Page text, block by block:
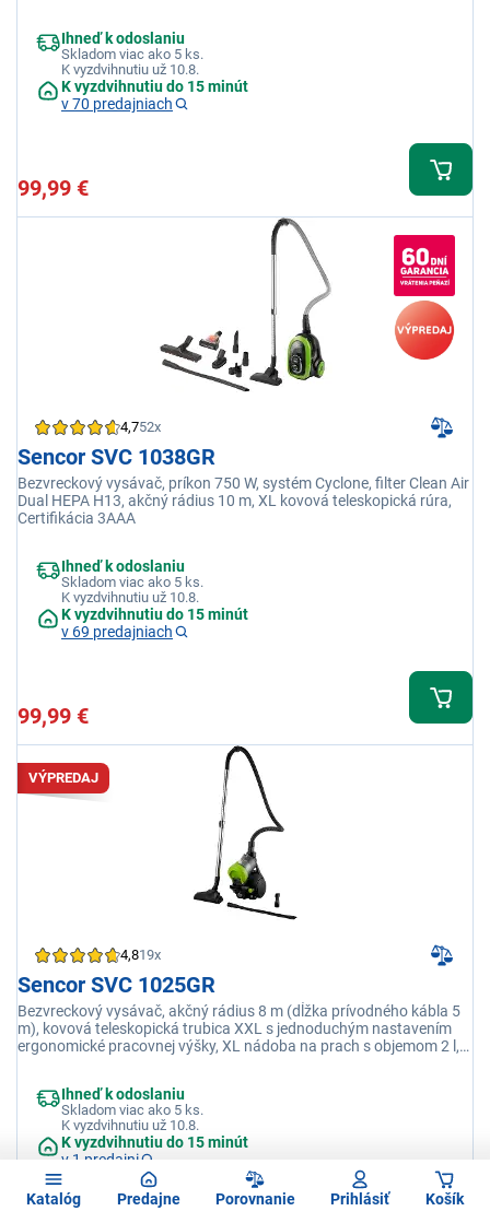
Katalóg Predajne Porovnanie Prihlásiť Košík
Ihneď k odoslaniu
Skladom viac ako 5 ks.
K vyzdvihnutiu už 10.8.
K vyzdvihnutiu do 15 minút
v 70 predajniach
99,99 €
4,752x
Sencor SVC 1038GR
Bezvreckový vysávač, príkon 750 W, systém Cyclone, filter Clean Air
Dual HEPA H13, akčný rádius 10 m, XL kovová teleskopická rúra,
Certifikácia 3AAA
Ihneď k odoslaniu
Skladom viac ako 5 ks.
K vyzdvihnutiu už 10.8.
K vyzdvihnutiu do 15 minút
v 69 predajniach
99,99 €
VÝPREDAJ
4,819x
Sencor SVC 1025GR
Bezvreckový vysávač, akčný rádius 8 m (dĺžka prívodného kábla 5
m), kovová teleskopická trubica XXL s jednoduchým nastavením
ergonomické pracovnej výšky, XL nádoba na prach s objemom 2 l,
štrbinová hubica, prachová kefa, štrbinová hubica
Ihneď k odoslaniu
Skladom viac ako 5 ks.
K vyzdvihnutiu už 10.8.
K vyzdvihnutiu do 15 minút
v 1 predajni